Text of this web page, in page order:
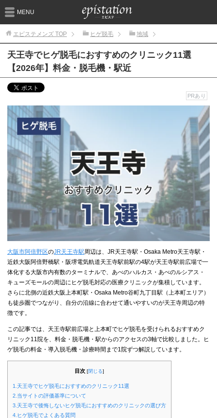
MENU
エピステメンズ TOP ヒゲ脱毛 地域
天王寺でヒゲ脱毛におすすめのクリニック11選
【2026年】料金・脱毛機・駅近
PRあり
大阪市阿倍野区のJR天王寺駅周辺は、JR天王寺駅・Osaka Metro天王寺駅・
近鉄大阪阿倍野橋駅・阪堺電気軌道天王寺駅前駅の4駅が天王寺駅前広場で一
体化する大阪市内有数のターミナルで、あべのハルカス・あべのルシアス・
キューズモールの周辺にヒゲ脱毛対応の医療クリニックが集積しています。
さらに北側の近鉄大阪上本町駅・Osaka Metro谷町九丁目駅（上本町エリア）
も徒歩圏でつながり、自分の沿線に合わせて通いやすいのが天王寺周辺の特
徴です。
この記事では、天王寺駅前広場と上本町でヒゲ脱毛を受けられるおすすめク
リニック11院を、料金・脱毛機・駅からのアクセスの3軸で比較しました。ヒ
ゲ脱毛の料金・導入脱毛機・診療時間まで1院ずつ解説しています。
目次 [閉じる]
1.天王寺でヒゲ脱毛におすすめのクリニック11選
2.当サイトの評価基準について
3.天王寺で後悔しないヒゲ脱毛におすすめのクリニックの選び方
4.ヒゲ脱毛でよくある質問